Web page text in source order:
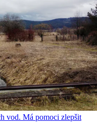
vod. Má pomoci zlepšit